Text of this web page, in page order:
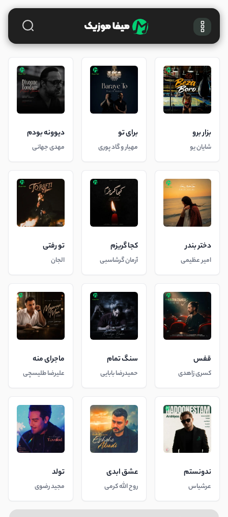
بزار برو
شایان یو
برای تو
مهیار و گاد پوری
دیوونه بودم
مهدی جهانی
دختر بندر
امیر عظیمی
کجا گریزم
آرمان گرشاسبی
تو رفتی
الجان
قفس
کسری زاهدی
سنگ تمام
حمیدرضا بابایی
ماجرای منه
علیرضا طلیسچی
ندونستم
عرشیاس
عشق ابدی
روح الله کرمی
تولد
مجید رضوی